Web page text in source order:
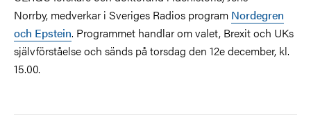
Norrby, medverkar i Sveriges Radios program Nordegren
och Epstein. Programmet handlar om valet, Brexit och UKs
självförståelse och sänds på torsdag den 12e december, kl.
15.00.